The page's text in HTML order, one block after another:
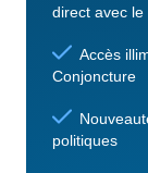
direct avec
Accès
Conjoncture
politiques